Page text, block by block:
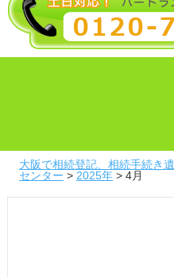
大阪で相続登記、相続手続き
センター > 2025年> 4月